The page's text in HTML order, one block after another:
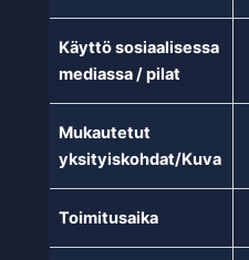
Käyttö sosiaalisessa
mediassa / pilat
Mukautetut
yksityiskohdat/Kuva
Toimitusaika